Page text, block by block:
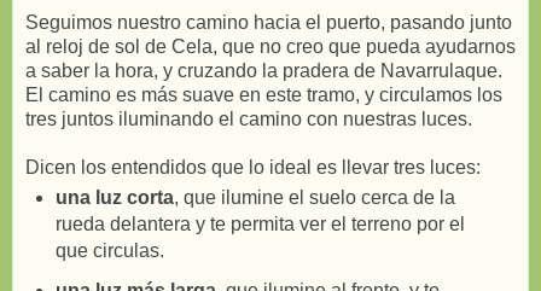
Seguimos nuestro camino hacia el puerto, pasando junto
al reloj de sol de Cela, que no creo que pueda ayudarnos
a saber la hora, y cruzando la pradera de Navarrulaque.
El camino es más suave en este tramo, y circulamos los
tres juntos iluminando el camino con nuestras luces.
Dicen los entendidos que lo ideal es llevar tres luces:
una luz corta, que ilumine el suelo cerca de la
rueda delantera y te permita ver el terreno por el
que circulas.